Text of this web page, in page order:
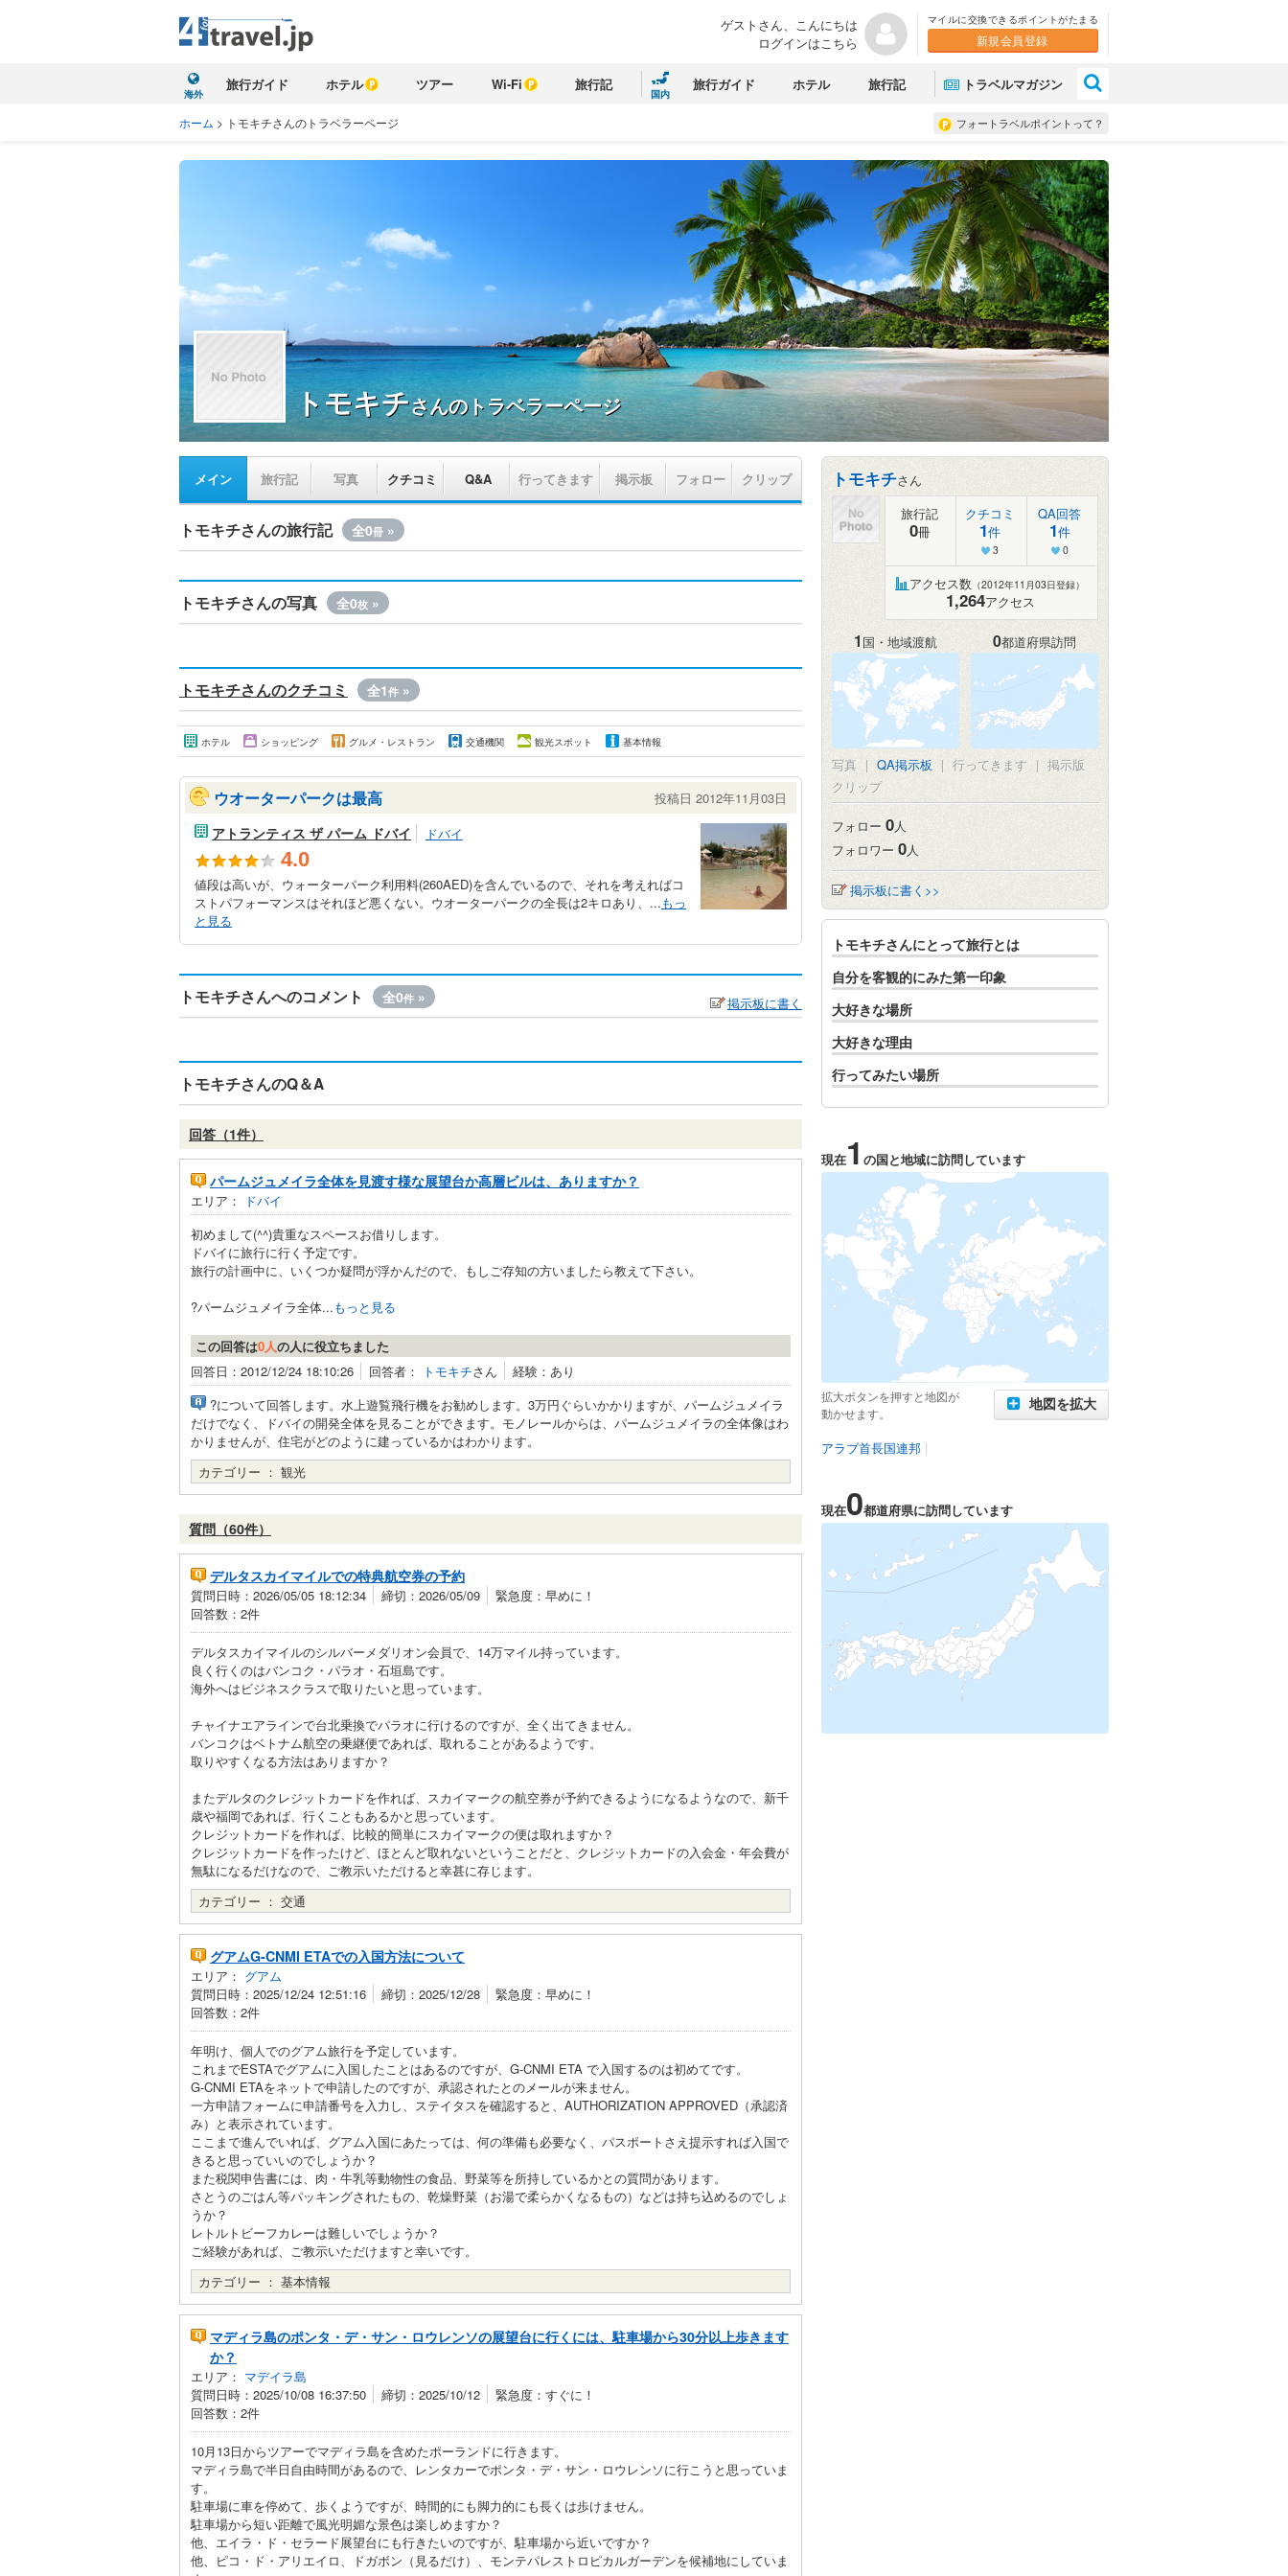
ゲストさん、こんにちは
ログインはこちら
マイルに交換できるポイントがたまる
新規会員登録
海外
旅行ガイド ホテル ツアー Wi-Fi 旅行記
国内
旅行ガイド ホテル 旅行記 トラベルマガジン
フォートラベルポイントって？
ホーム > トモキチさんのトラベラーページ
トモキチさんのトラベラーページ
メイン 旅行記 写真 クチコミ Q&A 行ってきます 掲示板 フォロー クリップ
トモキチさんの旅行記 全0冊 »
トモキチさんの写真 全0枚 »
トモキチさんのクチコミ 全1件 »
ホテル ショッピング グルメ・レストラン 交通機関 観光スポット 基本情報
ウオーターパークは最高 投稿日 2012年11月03日
アトランティス ザ パーム ドバイ ドバイ
4.0
値段は高いが、ウォーターパーク利用料(260AED)を含んでいるので、それを考えればコ
ストパフォーマンスはそれほど悪くない。ウオーターパークの全長は2キロあり、...もっ
と見る
トモキチさんへのコメント 全0件 » 掲示板に書く
トモキチさんのQ＆A
回答（1件）
パームジュメイラ全体を見渡す様な展望台か高層ビルは、ありますか？
エリア：
ドバイ
初めまして(^^)貴重なスペースお借りします。
ドバイに旅行に行く予定です。
旅行の計画中に、いくつか疑問が浮かんだので、もしご存知の方いましたら教えて下さい。
?パームジュメイラ全体...もっと見る
この回答は0人の人に役立ちました
回答日：2012/12/24 18:10:26
回答者： トモキチさん
経験：あり
?について回答します。水上遊覧飛行機をお勧めします。3万円ぐらいかかりますが、パームジュメイラ
だけでなく、ドバイの開発全体を見ることができます。モノレールからは、パームジュメイラの全体像はわ
かりませんが、住宅がどのように建っているかはわかります。
カテゴリー ： 観光
質問（60件）
デルタスカイマイルでの特典航空券の予約
質問日時：2026/05/05 18:12:34 締切：2026/05/09
緊急度：早めに！
回答数：2件
デルタスカイマイルのシルバーメダリオン会員で、14万マイル持っています。
良く行くのはバンコク・パラオ・石垣島です。
海外へはビジネスクラスで取りたいと思っています。
チャイナエアラインで台北乗換でパラオに行けるのですが、全く出てきません。
バンコクはベトナム航空の乗継便であれば、取れることがあるようです。
取りやすくなる方法はありますか？
またデルタのクレジットカードを作れば、スカイマークの航空券が予約できるようになるようなので、新千
歳や福岡であれば、行くこともあるかと思っています。
クレジットカードを作れば、比較的簡単にスカイマークの便は取れますか？
クレジットカードを作ったけど、ほとんど取れないということだと、クレジットカードの入会金・年会費が
無駄になるだけなので、ご教示いただけると幸甚に存じます。
カテゴリー ： 交通
グアムG-CNMI ETAでの入国方法について
エリア： グアム
質問日時：2025/12/24 12:51:16
締切：2025/12/28
緊急度：早めに！
回答数：2件
年明け、個人でのグアム旅行を予定しています。
これまでESTAでグアムに入国したことはあるのですが、G-CNMI ETA で入国するのは初めてです。
G-CNMI ETAをネットで申請したのですが、承認されたとのメールが来ません。
一方申請フォームに申請番号を入力し、ステイタスを確認すると、AUTHORIZATION APPROVED（承認済
み）と表示されています。
ここまで進んでいれば、グアム入国にあたっては、何の準備も必要なく、パスポートさえ提示すれば入国で
きると思っていいのでしょうか？
また税関申告書には、肉・牛乳等動物性の食品、野菜等を所持しているかとの質問があります。
さとうのごはん等パッキングされたもの、乾燥野菜（お湯で柔らかくなるもの）などは持ち込めるのでしょ
うか？
レトルトビーフカレーは難しいでしょうか？
ご経験があれば、ご教示いただけますと幸いです。
カテゴリー ： 基本情報
マディラ島のポンタ・デ・サン・ロウレンソの展望台に行くには、駐車場から30分以上歩きます
か？
エリア： マデイラ島
質問日時：2025/10/08 16:37:50
締切：2025/10/12
緊急度：すぐに！
回答数：2件
10月13日からツアーでマディラ島を含めたポーランドに行きます。
マディラ島で半日自由時間があるので、レンタカーでポンタ・デ・サン・ロウレンソに行こうと思っていま
す。
駐車場に車を停めて、歩くようですが、時間的にも脚力的にも長くは歩けません。
駐車場から短い距離で風光明媚な景色は楽しめますか？
他、エイラ・ド・セラード展望台にも行きたいのですが、駐車場から近いですか？
他、ピコ・ド・アリエイロ、ドガボン（見るだけ）、モンテパレストロピカルガーデンを候補地にしていま
トモキチさん
旅行記
0冊
クチコミ
1件
3
QA回答
1件
0
アクセス数 （2012年11月03日登録）
1,264アクセス
1国・地域渡航 0都道府県訪問
写真 | QA掲示板 | 行ってきます | 掲示版
クリップ
フォロー 0人
フォロワー 0人
掲示板に書く>>
トモキチさんにとって旅行とは
自分を客観的にみた第一印象
大好きな場所
大好きな理由
行ってみたい場所
現在1 の国と地域に訪問しています
拡大ボタンを押すと地図が
動かせます。
地図を拡大
アラブ首長国連邦 |
現在0都道府県に訪問しています